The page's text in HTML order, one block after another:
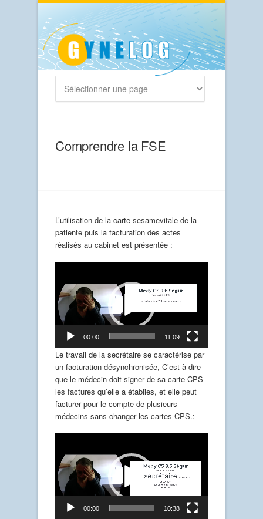
Comprendre la FSE
L’utilisation de la carte sesamevitale de la
patiente puis la facturation des actes
réalisés au cabinet est présentée :
00:00 11:09
Le travail de la secrétaire se caractérise par
un facturation désynchronisée, C’est à dire
que le médecin doit signer de sa carte CPS
les factures qu’elle a établies, et elle peut
facturer pour le compte de plusieurs
médecins sans changer les cartes CPS.:
00:00 10:38